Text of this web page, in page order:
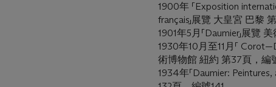
1900年 「Exposition
français」展覽 大皇宮 巴黎
1901年5月「Daumier」展覽
1930年10月至11月「
術博物館 紐約 第37頁，編
1934年「Daumier: